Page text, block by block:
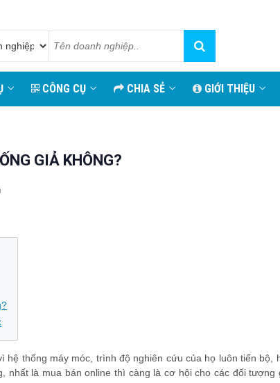
CÔNG CỤ CHIA SẺ GIỚI THIỆU
GIẢ KHÔNG?
thống máy móc, trình độ nghiên cứu của họ luôn tiến bộ,
là mua bán online thì càng là cơ hội cho các đối tượng